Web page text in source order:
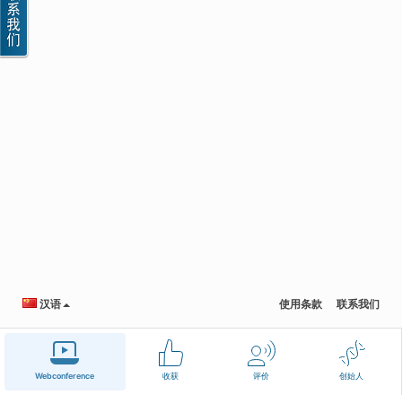
Webconference 收获 评价 创始人
汉语 使用条款 联系我们